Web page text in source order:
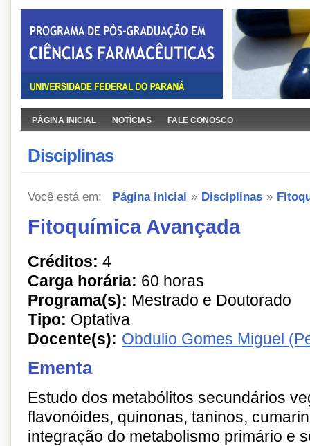
PÁGINA INICIAL NOTÍCIAS FALE CONOSCO
Disciplinas
Você está em: Página inicial » Disciplinas »
Fitoquímica Avançada
Créditos: 4
Carga horária: 60 horas
Programa(s): Mestrado e Doutorado
Tipo: Optativa
Docente(s): Obdulio Gomes Miguel
Ementa
Estudo dos metabólitos secundários
flavonóides, quinonas, taninos,
integração do metabolismo primário e